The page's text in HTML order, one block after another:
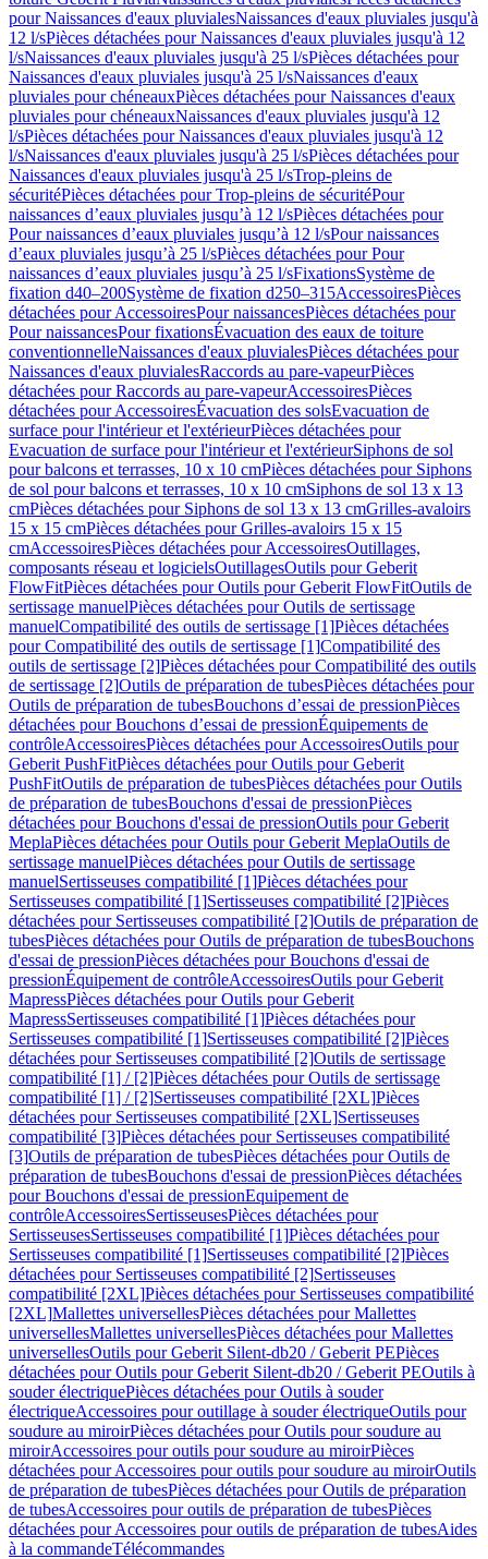
pour Naissances d'eaux pluvialesNaissances d'eaux pluviales jusqu'à
12 l/sPièces détachées pour Naissances d'eaux pluviales jusqu'à 12
l/sNaissances d'eaux pluviales jusqu'à 25 l/sPièces détachées pour
Naissances d'eaux pluviales jusqu'à 25 l/sNaissances d'eaux
pluviales pour chéneauxPièces détachées pour Naissances d'eaux
pluviales pour chéneauxNaissances d'eaux pluviales jusqu'à 12
l/sPièces détachées pour Naissances d'eaux pluviales jusqu'à 12
l/sNaissances d'eaux pluviales jusqu'à 25 l/sPièces détachées pour
Naissances d'eaux pluviales jusqu'à 25 l/sTrop-pleins de
sécuritéPièces détachées pour Trop-pleins de sécuritéPour
naissances d’eaux pluviales jusqu’à 12 l/sPièces détachées pour
Pour naissances d’eaux pluviales jusqu’à 12 l/sPour naissances
d’eaux pluviales jusqu’à 25 l/sPièces détachées pour Pour
naissances d’eaux pluviales jusqu’à 25 l/sFixationsSystème de
fixation d40–200Système de fixation d250–315AccessoiresPièces
détachées pour AccessoiresPour naissancesPièces détachées pour
Pour naissancesPour fixationsÉvacuation des eaux de toiture
conventionnelleNaissances d'eaux pluvialesPièces détachées pour
Naissances d'eaux pluvialesRaccords au pare-vapeurPièces
détachées pour Raccords au pare-vapeurAccessoiresPièces
détachées pour AccessoiresÉvacuation des solsEvacuation de
surface pour l'intérieur et l'extérieurPièces détachées pour
Evacuation de surface pour l'intérieur et l'extérieurSiphons de sol
pour balcons et terrasses, 10 x 10 cmPièces détachées pour Siphons
de sol pour balcons et terrasses, 10 x 10 cmSiphons de sol 13 x 13
cmPièces détachées pour Siphons de sol 13 x 13 cmGrilles-avaloirs
15 x 15 cmPièces détachées pour Grilles-avaloirs 15 x 15
cmAccessoiresPièces détachées pour AccessoiresOutillages,
composants réseau et logicielsOutillagesOutils pour Geberit
FlowFitPièces détachées pour Outils pour Geberit FlowFitOutils de
sertissage manuelPièces détachées pour Outils de sertissage
manuelCompatibilité des outils de sertissage [1]Pièces détachées
pour Compatibilité des outils de sertissage [1]Compatibilité des
outils de sertissage [2]Pièces détachées pour Compatibilité des outils
de sertissage [2]Outils de préparation de tubesPièces détachées pour
Outils de préparation de tubesBouchons d’essai de pressionPièces
détachées pour Bouchons d’essai de pressionÉquipements de
contrôleAccessoiresPièces détachées pour AccessoiresOutils pour
Geberit PushFitPièces détachées pour Outils pour Geberit
PushFitOutils de préparation de tubesPièces détachées pour Outils
de préparation de tubesBouchons d'essai de pressionPièces
détachées pour Bouchons d'essai de pressionOutils pour Geberit
MeplaPièces détachées pour Outils pour Geberit MeplaOutils de
sertissage manuelPièces détachées pour Outils de sertissage
manuelSertisseuses compatibilité [1]Pièces détachées pour
Sertisseuses compatibilité [1]Sertisseuses compatibilité [2]Pièces
détachées pour Sertisseuses compatibilité [2]Outils de préparation de
tubesPièces détachées pour Outils de préparation de tubesBouchons
d'essai de pressionPièces détachées pour Bouchons d'essai de
pressionÉquipement de contrôleAccessoiresOutils pour Geberit
MapressPièces détachées pour Outils pour Geberit
MapressSertisseuses compatibilité [1]Pièces détachées pour
Sertisseuses compatibilité [1]Sertisseuses compatibilité [2]Pièces
détachées pour Sertisseuses compatibilité [2]Outils de sertissage
compatibilité [1] / [2]Pièces détachées pour Outils de sertissage
compatibilité [1] / [2]Sertisseuses compatibilité [2XL]Pièces
détachées pour Sertisseuses compatibilité [2XL]Sertisseuses
compatibilité [3]Pièces détachées pour Sertisseuses compatibilité
[3]Outils de préparation de tubesPièces détachées pour Outils de
préparation de tubesBouchons d'essai de pressionPièces détachées
pour Bouchons d'essai de pressionEquipement de
contrôleAccessoiresSertisseusesPièces détachées pour
SertisseusesSertisseuses compatibilité [1]Pièces détachées pour
Sertisseuses compatibilité [1]Sertisseuses compatibilité [2]Pièces
détachées pour Sertisseuses compatibilité [2]Sertisseuses
compatibilité [2XL]Pièces détachées pour Sertisseuses compatibilité
[2XL]Mallettes universellesPièces détachées pour Mallettes
universellesMallettes universellesPièces détachées pour Mallettes
universellesOutils pour Geberit Silent-db20 / Geberit PEPièces
détachées pour Outils pour Geberit Silent-db20 / Geberit PEOutils à
souder électriquePièces détachées pour Outils à souder
électriqueAccessoires pour outillage à souder électriqueOutils pour
soudure au miroirPièces détachées pour Outils pour soudure au
miroirAccessoires pour outils pour soudure au miroirPièces
détachées pour Accessoires pour outils pour soudure au miroirOutils
de préparation de tubesPièces détachées pour Outils de préparation
de tubesAccessoires pour outils de préparation de tubesPièces
détachées pour Accessoires pour outils de préparation de tubesAides
à la commandeTélécommandes